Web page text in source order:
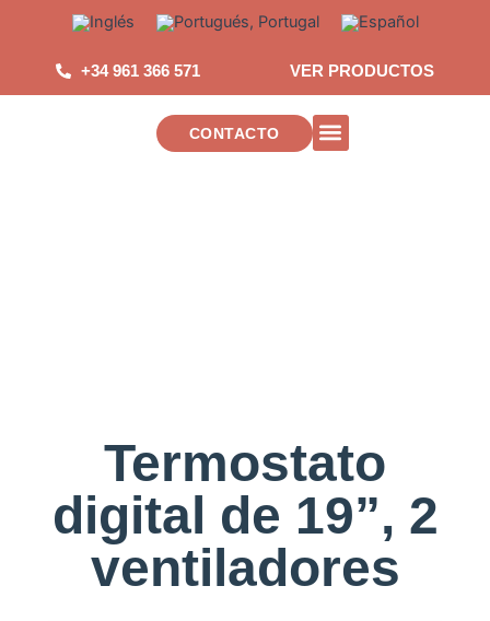
contenido
+34 961 366 571 VER PRODUCTOS
CONTACTO
Termostato
digital de 19”, 2
ventiladores